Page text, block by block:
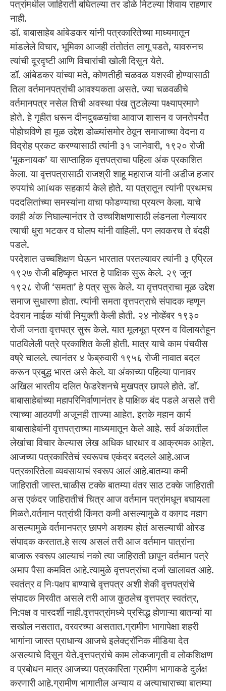
पत्रांमधील जाहिराती बघितल्या तर डोळे मिटल्या शिवाय राहणार
नाही.
डॉ. बाबासाहेब आंबेडकर यांनी पत्रकारितेच्या माध्यमातून
मांडलेले विचार, भूमिका आजही तंतोतंत लागू पडते, यावरुनच
त्यांची दूरदृष्टी आणि विचारांची खोली दिसून येते.
डॉ. आंबेडकर यांच्या मते, कोणतीही चळवळ यशस्वी होण्यासाठी
तिला वर्तमानपत्रांची आवश्यकता असते. ज्या चळवळीचे
वर्तमानपत्र नसेल तिची अवस्था पंख तुटलेल्या पक्ष्याप्रमाणे
होते. हे गृहीत धरून दीनदुबळय़ांचा आवाज शासन व जनतेपर्यंत
पोहोचविणे हा मूळ उद्देश डोळ्यांसमोर ठेवून समाजाच्या वेदना व
विद्रोह प्रकट करण्यासाठी त्यांनी ३१ जानेवारी, १९२० रोजी
‘मूकनायक’ या साप्ताहिक वृत्तपत्राचा पहिला अंक प्रकाशित
केला. या वृत्तपत्रासाठी राजश्री शाहू महाराज यांनी अडीज हजार
रुपयांचे आíथक सहकार्य केले होते. या पत्रातून त्यांनी प्रथमच
पददलितांच्या समस्यांना वाचा फोडण्याचा प्रयत्न केला. याचे
काही अंक निघाल्यानंतर ते उच्चशिक्षणासाठी लंडनला गेल्यावर
त्याची धुरा भटकर व घोलप यांनी वाहिली. पण लवकरच ते बंदही
पडले.
परदेशात उच्चशिक्षण घेऊन भारतात परतल्यावर त्यांनी ३ एप्रिल
१९२७ रोजी बहिष्कृत भारत हे पाक्षिक सुरू केले. २९ जून
१९२८ रोजी ‘समता’ हे पत्र सुरू केले. या वृत्तपत्राचा मूळ उद्देश
समाज सुधारणा होता. त्यांनी समता वृत्तपत्राचे संपादक म्हणून
देवराम नाईक यांची नियुक्ती केली होती. २४ नोव्हेंबर १९३०
रोजी जनता वृत्तपत्र सुरू केले. यात मूलभूत प्रश्न व विलायतेहून
पाठविलेली पत्रे प्रकाशित केली होती. मात्र याचे काम पंचवीस
वष्रे चालले. त्यानंतर ४ फेब्रुवारी १९५६ रोजी नावात बदल
करून प्रबुद्ध भारत असे केले. या अंकाच्या पहिल्या पानावर
अखिल भारतीय दलित फेडरेशनचे मुखपत्र छापले होते. डॉ.
बाबासाहेबांच्या महापरिनिर्वाणानंतर हे पाक्षिक बंद पडले असले तरी
त्याच्या आठवणी अजूनही ताज्या आहेत. इतके महान कार्य
बाबासाहेबांनी वृत्तपत्राच्या माध्यमातून केले आहे. सर्व अंकातील
लेखांचा विचार केल्यास लेख अधिक धारधार व आक्रमक आहेत.
आजच्या पत्रकारितेचं स्वरूपच एकंदर बदलले आहे.आज
पत्रकारितेला व्यवसायाचं स्वरूप आलं आहे.बातम्या कमी
जाहिराती जास्त.चाळीस टक्के बातम्या वंतर साठ टक्के जाहिराती
अस एकंदर जाहिरातीचं चित्र आज वर्तमान पत्रांमधून बघायला
मिळते.वर्तमान पत्रांची किंमत कमी असल्यामुळे व कागद महाग
असल्यामुळे वर्तमानपत्र छापणे अशक्य होतं असल्याची ओरड
संपादक करतात.हे सत्य असलं तरी आज वर्तमान पात्रांना
बाजारू स्वरूप आल्याचं नको त्या जाहिराती छापून वर्तमान पत्रे
अमाप पैसा कमवित आहे.त्यामुळे वृत्तपत्रांचा दर्जा खालावत आहे.
स्वतंत्र व निःपक्षप बाण्याचे वृत्तपत्र अशी शेकी वृत्तपत्रांचे
संपादक मिरवीत असले तरी आज कुठलेच वृत्तपत्र स्वतंत्र,
नि:पक्ष व पारदर्शी नाही.वृत्तपत्रांमध्ये प्रसिद्ध होणाऱ्या बातम्यां या
सखोल नसतात, वरवरच्या असतात.ग्रामीण भागापेक्षा शहरी
भागांना जास्त प्राधान्य आजचे इलेक्ट्रॉनिक मीडिया देत
असल्याचे दिसून येते.वृत्तपत्रांचे काम लोकजागृती व लोकशिक्षण
व प्रबोधन मात्र आजच्या पत्रकारिता ग्रामीण भागाकडे दुर्लक्ष
करणारी आहे.ग्रामीण भागातील अन्याय व अत्याचाराच्या बातम्या